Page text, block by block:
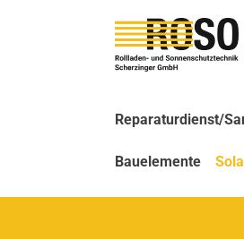
Reparaturdienst/
Bauelemente